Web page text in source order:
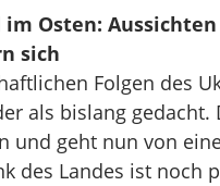
Osten:
sich
Folgen des
als bislang
und geht nun von
des Landes ist noch